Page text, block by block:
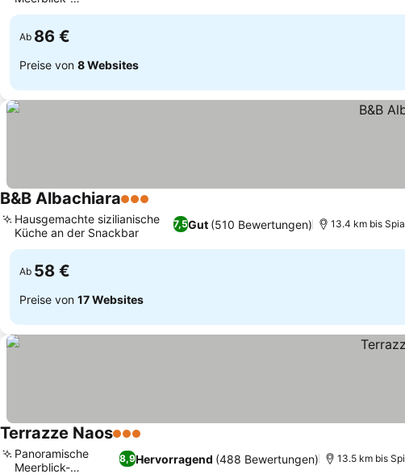
Terrassen
Ab 86 €
Preise von 8 Websites
B&B Albachiara3 Sterne
7,5Gut (510 Bewertungen)
Hausgemachte sizilianische
Küche an der Snackbar
13.4 km bis
Ab 58 €
Preise von 17 Websites
Terrazze Naos3 Sterne
8,9Hervorragend (488 Bewertungen)
Panoramische
Meerblick-
13.5 km bis